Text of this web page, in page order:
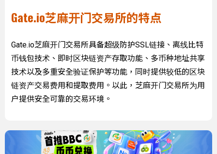
Gate.io芝麻开门交易所的特点
Gate.io芝麻开门交易所具备超级防护SSL链接、离线比特
币钱包技术、即时区块链资产存取功能、多币种地址共享
技术以及多重安全验证保护等功能，同时提供较低的区块
链资产交易费用和提取费用。以此，芝麻开门交易所为用
户提供安全可靠的交易环境。